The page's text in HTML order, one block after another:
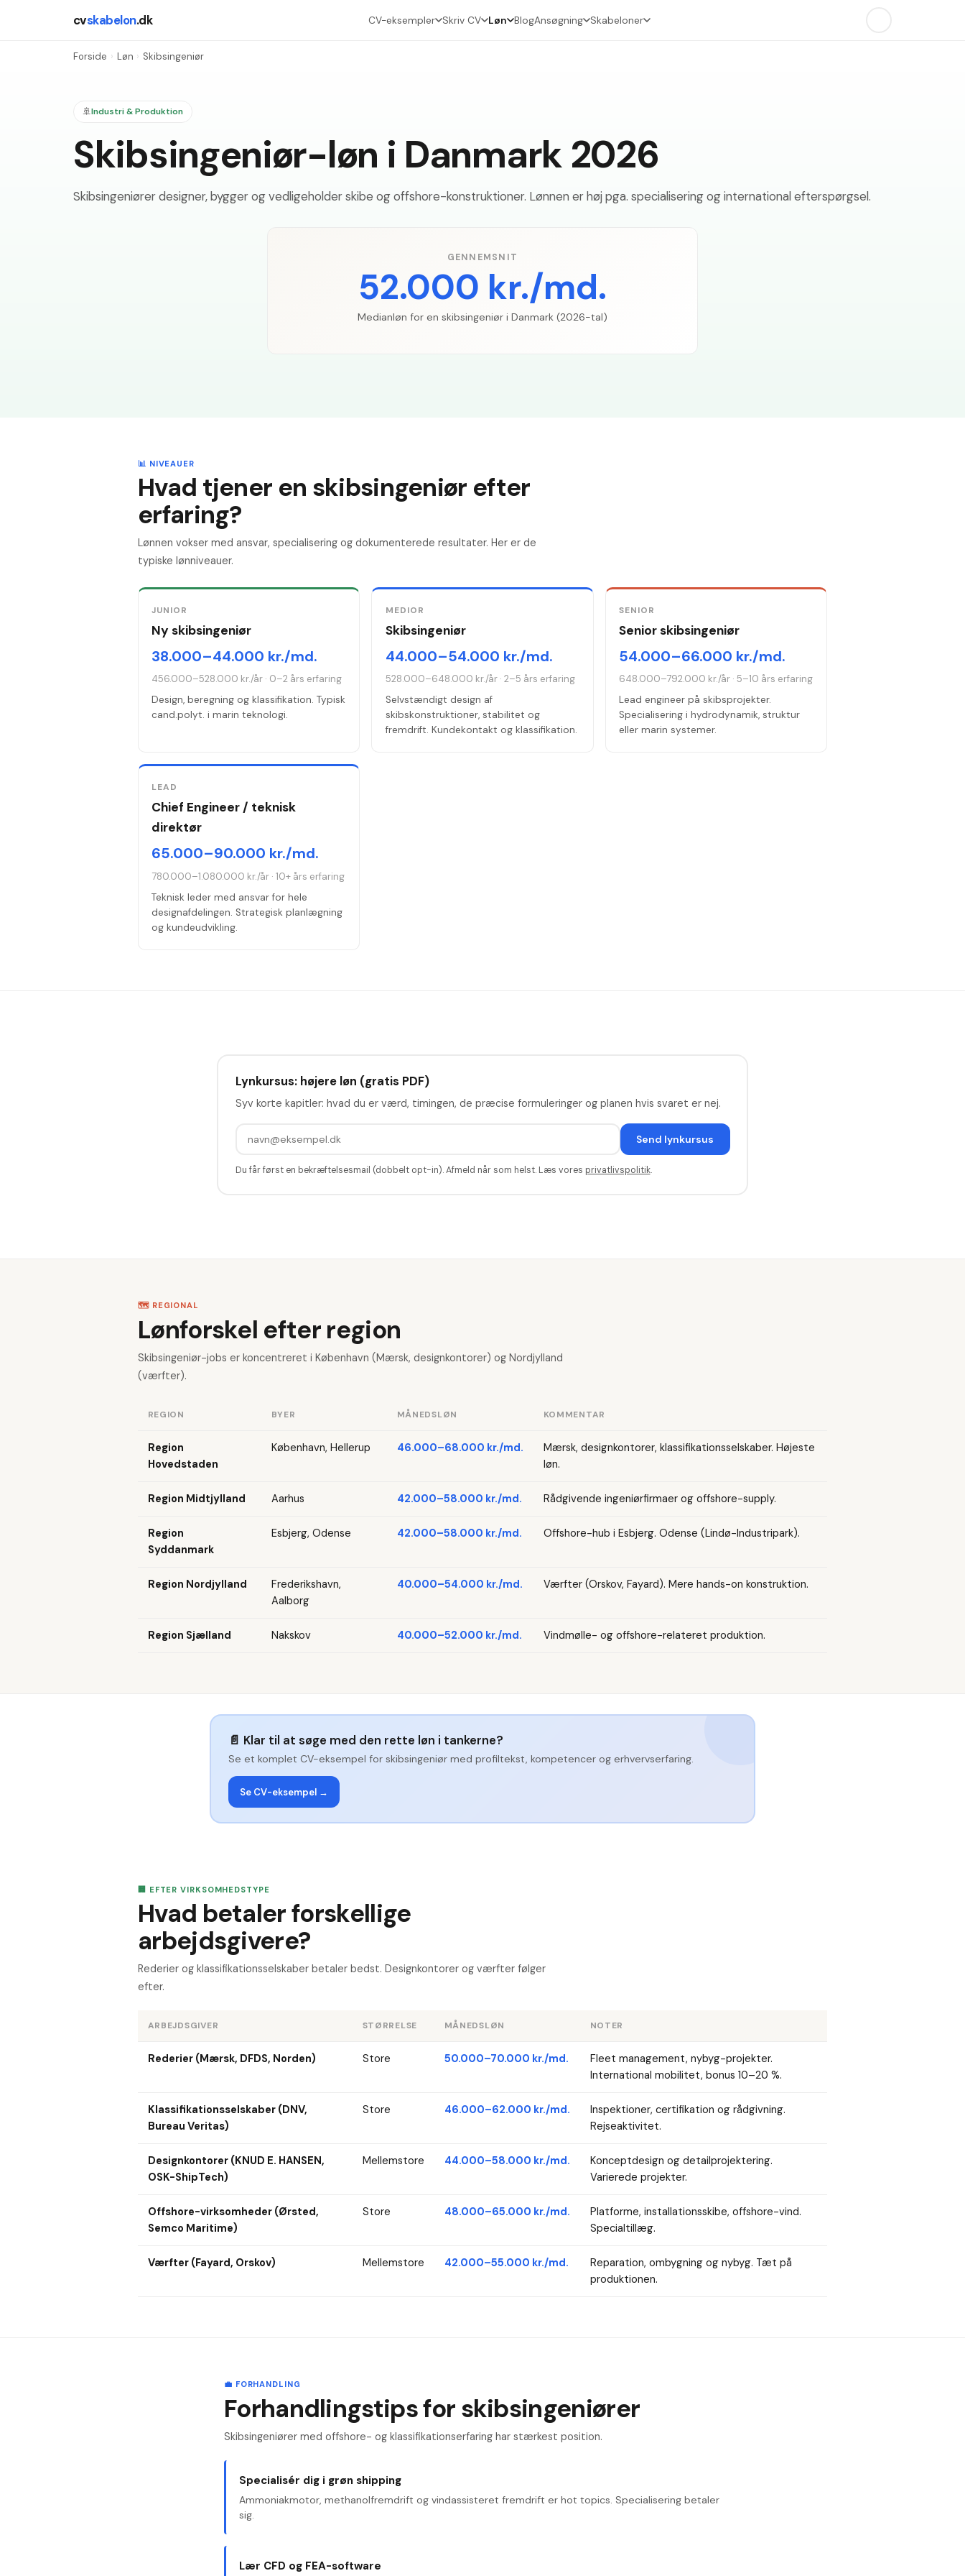
cvskabelon.dk CV-eksempler Skriv CV Løn BlogAnsøgning Skabeloner
Forside › Løn › Skibsingeniør
🚢Industri & Produktion
Skibsingeniør-løn i Danmark 2026
Skibsingeniører designer, bygger og vedligeholder skibe og offshore-konstruktioner. Lønnen er høj pga. specialisering og international efterspørgsel.
GENNEMSNIT
52.000 kr./md.
Medianløn for en skibsingeniør i Danmark (2026-tal)
📊 NIVEAUER
Hvad tjener en skibsingeniør efter
erfaring?
Lønnen vokser med ansvar, specialisering og dokumenterede resultater. Her er de
typiske lønniveauer.
JUNIOR
Ny skibsingeniør
38.000–44.000 kr./md.
456.000–528.000 kr./år · 0–2 års erfaring
Design, beregning og klassifikation. Typisk
cand.polyt. i marin teknologi.
MEDIOR
Skibsingeniør
44.000–54.000 kr./md.
528.000–648.000 kr./år· 2–5 års erfaring
Selvstændigt design af
skibskonstruktioner, stabilitet og
fremdrift. Kundekontakt og klassifikation.
SENIOR
Senior skibsingeniør
54.000–66.000 kr./md.
648.000–792.000 kr./år ·5–10 års erfaring
Lead engineer på skibsprojekter.
Specialisering i hydrodynamik, struktur
eller marin systemer.
LEAD
Chief Engineer / teknisk
direktør
65.000–90.000 kr./md.
780.000–1.080.000 kr./år ·10+ års erfaring
Teknisk leder med ansvar for hele
designafdelingen. Strategisk planlægning
og kundeudvikling.
Lynkursus: højere løn (gratis PDF)
Syv korte kapitler: hvad du er værd, timingen, de præcise formuleringer og planen hvis svaret er nej.
Send lynkursus
Du får først en bekræftelsesmail (dobbelt opt-in). Afmeld når som helst. Læs vores privatlivspolitik.
🗺️ REGIONAL
Lønforskel efter region
Skibsingeniør-jobs er koncentreret i København (Mærsk, designkontorer) og Nordjylland
(værfter).
REGION BYER MÅNEDSLØN KOMMENTAR
Region
Hovedstaden
København, Hellerup 46.000–68.000 kr./md.
Mærsk, designkontorer, klassifikationsselskaber. Højeste
løn.
Region Midtjylland Aarhus 42.000–58.000 kr./md. Rådgivende ingeniørfirmaer og offshore-supply.
Region
Syddanmark
Esbjerg, Odense 42.000–58.000 kr./md. Offshore-hub i Esbjerg. Odense (Lindø-Industripark).
Region Nordjylland
Frederikshavn,
Aalborg
40.000–54.000 kr./md. Værfter (Orskov, Fayard). Mere hands-on konstruktion.
Region Sjælland Nakskov 40.000–52.000 kr./md. Vindmølle- og offshore-relateret produktion.
📄 Klar til at søge med den rette løn i tankerne?
Se et komplet CV-eksempel for skibsingeniørmed profiltekst, kompetencer og erhvervserfaring.
Se CV-eksempel →
🏢 EFTER VIRKSOMHEDSTYPE
Hvad betaler forskellige
arbejdsgivere?
Rederier og klassifikationsselskaber betaler bedst. Designkontorer og værfter følger
efter.
ARBEJDSGIVER STØRRELSE MÅNEDSLØN NOTER
Rederier (Mærsk, DFDS, Norden) Store 50.000–70.000 kr./md.
Fleet management, nybyg-projekter.
International mobilitet, bonus 10–20 %.
Klassifikationsselskaber (DNV,
Bureau Veritas)
Store 46.000–62.000 kr./md.
Inspektioner, certifikation og rådgivning.
Rejseaktivitet.
Designkontorer (KNUD E. HANSEN,
OSK-ShipTech)
Mellemstore 44.000–58.000 kr./md.
Konceptdesign og detailprojektering.
Varierede projekter.
Offshore-virksomheder (Ørsted,
Semco Maritime)
Store 48.000–65.000 kr./md.
Platforme, installationsskibe, offshore-vind.
Specialtillæg.
Værfter (Fayard, Orskov) Mellemstore 42.000–55.000 kr./md.
Reparation, ombygning og nybyg. Tæt på
produktionen.
💼 FORHANDLING
Forhandlingstips for skibsingeniører
Skibsingeniører med offshore- og klassifikationserfaring har stærkest position.
Specialisér dig i grøn shipping
Ammoniakmotor, methanolfremdrift og vindassisteret fremdrift er hot topics. Specialisering betaler
sig.
Lær CFD og FEA-software